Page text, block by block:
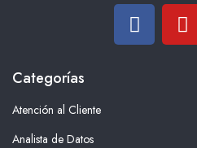
Categorías
Atención al Cliente
Analista de Datos